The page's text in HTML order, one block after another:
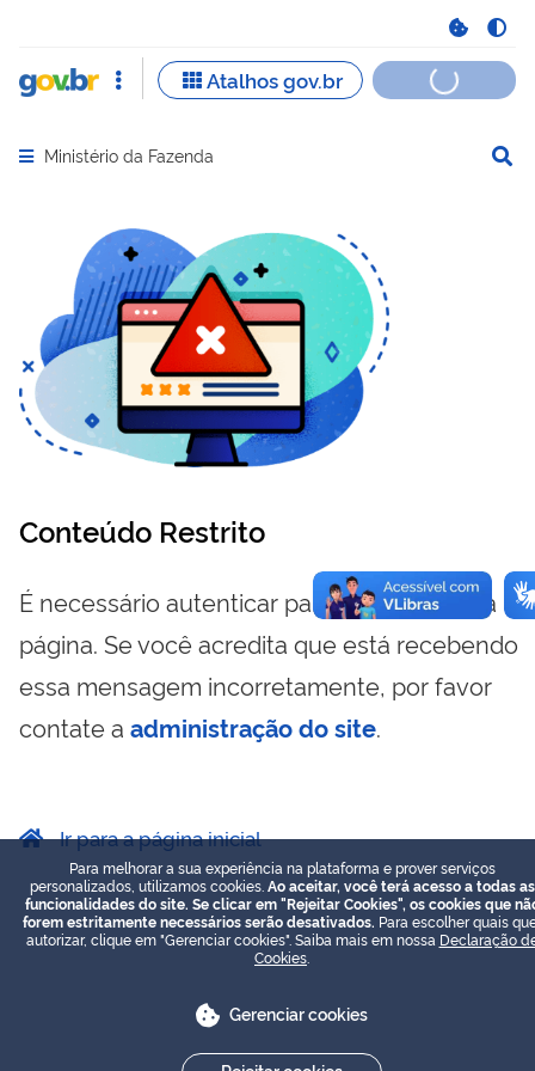
Abrir menu principal de navegação
Ministério da Fazenda
Conteúdo Restrito
É necessário autenticar para visualizar essa
página. Se você acredita que está recebendo
essa mensagem incorretamente, por favor
contate a administração do site.
Ir para a página inicial
Para melhorar a sua experiência na plataforma e prover serviços
personalizados, utilizamos cookies. Ao aceitar, você terá acesso a todas as
funcionalidades do site. Se clicar em "Rejeitar Cookies", os cookies que
forem estritamente necessários serão desativados. Para escolher quais
autorizar, clique em "Gerenciar cookies". Saiba mais em nossa Declaração
Cookies
Gerenciar cookies